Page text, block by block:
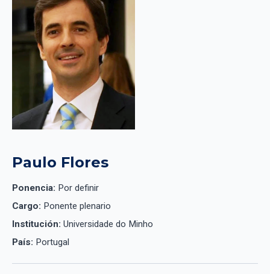
Paulo Flores
Ponencia: Por definir
Cargo: Ponente plenario
Institución: Universidade do Minho
País: Portugal